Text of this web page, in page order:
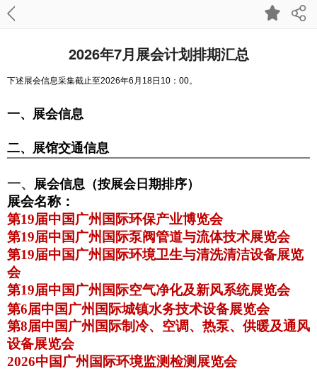
2026年7月展会计划排期汇总
下述展会信息采集截止至2026年6月18日10：00。
一、展会信息
二、展馆交通信息
一、 展会信息（按展会日期排序）
展会名称：
第19届中国广州国际环保产业博览会
第19届中国广州国际泵阀管道与流体技术展览会
第19届中国广州国际环境卫生与清洗清洁设备展览
会
第19届中国广州国际空气净化及新风系统展览会
第6届中国广州国际城镇水务技术设备展览会
第8届中国广州国际制冷、空调、热泵、供暖及通风
设备展览会
2026中国广州国际环境监测检测展览会